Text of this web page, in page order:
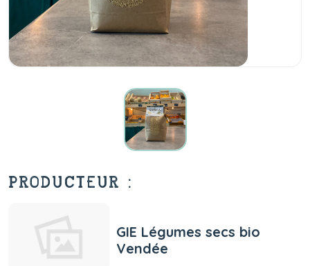
PRODUCTEUR :
GIE Légumes secs bio
Vendée